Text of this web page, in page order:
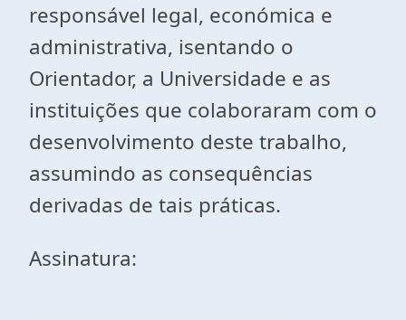
responsável legal, económica e
administrativa, isentando o
Orientador, a Universidade e as
instituições que colaboraram com o
desenvolvimento deste trabalho,
assumindo as consequências
derivadas de tais práticas.
Assinatura: